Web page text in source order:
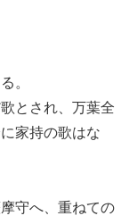
。
とされ、万葉全
家持の歌はな
守へ、重ねての